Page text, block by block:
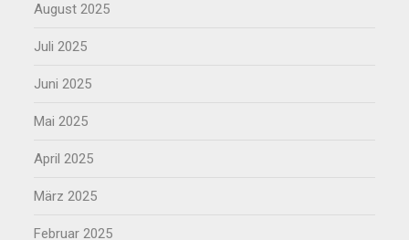
August 2025
Juli 2025
Juni 2025
Mai 2025
April 2025
März 2025
Februar 2025